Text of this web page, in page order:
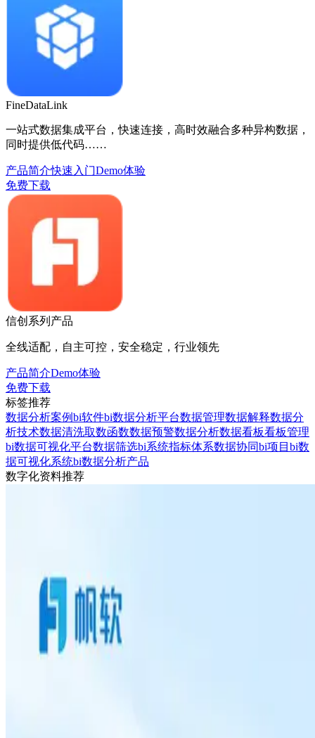
FineDataLink
一站式数据集成平台，快速连接，高时效融合多种异构数据，
同时提供低代码……
产品简介快速入门Demo体验
免费下载
信创系列产品
全线适配，自主可控，安全稳定，行业领先
产品简介Demo体验
免费下载
标签推荐
数据分析案例bi软件bi数据分析平台数据管理数据解释数据分
析技术数据清洗取数函数数据预警数据分析数据看板看板管理
bi数据可视化平台数据筛选bi系统指标体系数据协同bi项目 bi数
据可视化系统bi数据分析产品
数字化资料推荐